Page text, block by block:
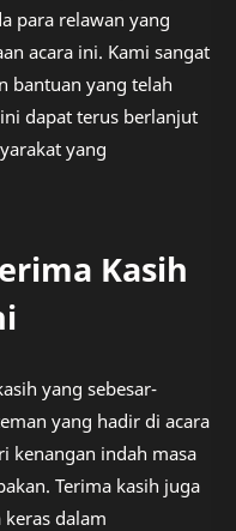
para relawan yang
acara ini. Kami sangat
bantuan yang telah
dapat terus berlanjut
yang
Kasih
yang sebesar-
yang hadir di acara
kenangan indah masa
Terima kasih juga
dalam